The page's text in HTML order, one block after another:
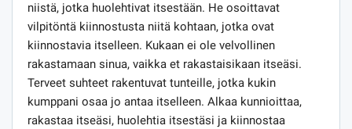
niistä, jotka huolehtivat itsestään. He osoittavat
vilpitöntä kiinnostusta niitä kohtaan, jotka ovat
kiinnostavia itselleen. Kukaan ei ole velvollinen
rakastamaan sinua, vaikka et rakastaisikaan itseäsi.
Terveet suhteet rakentuvat tunteille, jotka kukin
kumppani osaa jo antaa itselleen. Alkaa kunnioittaa,
rakastaa itseäsi, huolehtia itsestäsi ja kiinnostaa